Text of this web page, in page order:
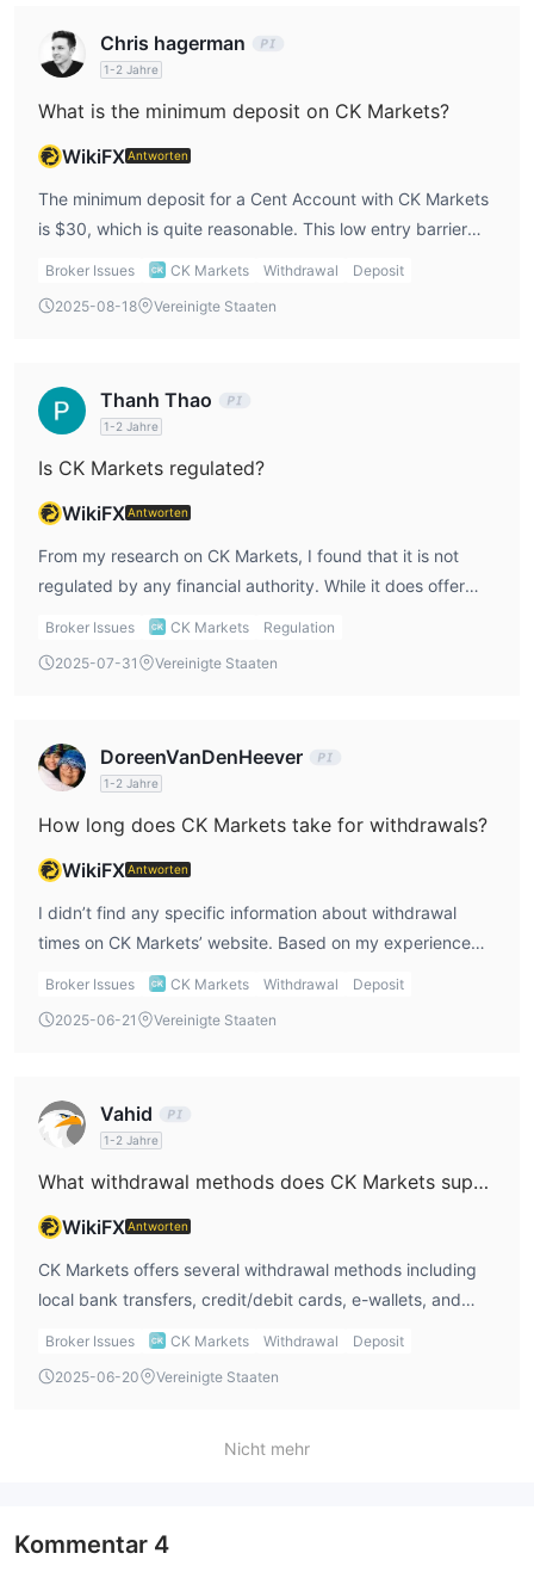
Chris hagerman
1-2 Jahre
What is the minimum deposit on CK Markets?
WikiFXAntworten
The minimum deposit for a Cent Account with CK Markets
is $30, which is quite reasonable. This low entry barrier
makes it accessible for beginners like me. As I saw in the
me to test the platform without committing a large amount
Broker Issues CK Markets Withdrawal
Deposit
2025-08-18
Vereinigte Staaten
Thanh Thao
1-2 Jahre
Is CK Markets regulated?
WikiFXAntworten
From my research on CK Markets, I found that it is not
regulated by any financial authority. While it does offer
various trading options, the absence of a regulatory
the risks are higher, as my funds wouldn't have the same
consider the risks involved before engaging with them.
Broker Issues CK Markets
Regulation
2025-07-31
Vereinigte Staaten
DoreenVanDenHeever
1-2 Jahre
How long does CK Markets take for withdrawals?
WikiFXAntworten
I didn’t find any specific information about withdrawal
times on CK Markets’ website. Based on my experience
with other brokers, withdrawals can take anywhere from a
method. In my CK Markets review, I would recommend
Broker Issues CK Markets Withdrawal
Deposit
2025-06-21
Vereinigte Staaten
Vahid
1-2 Jahre
What withdrawal methods does CK Markets support?
WikiFXAntworten
CK Markets offers several withdrawal methods including
local bank transfers, credit/debit cards, e-wallets, and
even cryptocurrencies. While I like the variety of options, I
withdrawals. In my CK Markets review, I did not find clear
to consider before using their services.
Broker Issues CK Markets Withdrawal
Deposit
2025-06-20
Vereinigte Staaten
Nicht mehr
Kommentar 4